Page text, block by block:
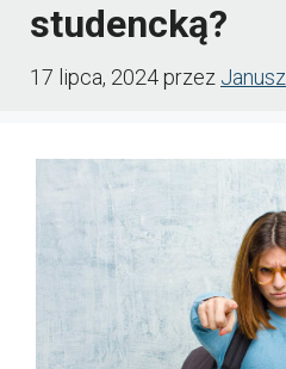
studencką?
17 lipca, 2024przez Janusz